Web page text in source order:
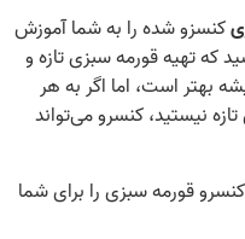
کنسزو شده را به شما آموزش
که تهیه قورمه سبزی تازه و
بهتر است، اما اگر به هر
نیستید، کنسرو می‌تواند
قورمه سبزی را برای شما